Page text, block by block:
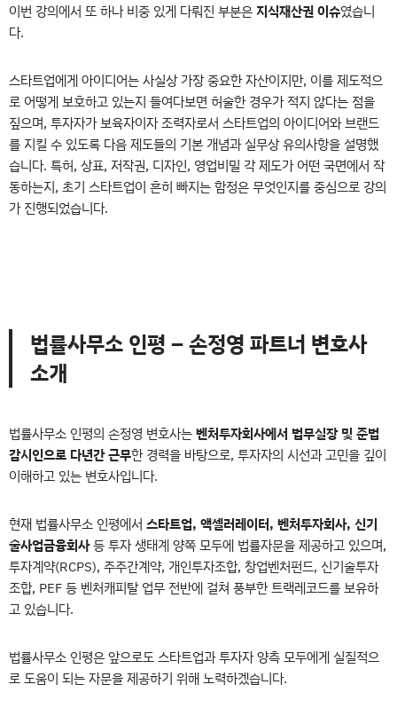
이번 강의에서 또 하나 비중 있게 다뤄진 부분은지식재산권 이슈였습니
다.
스타트업에게 아이디어는 사실상 가장 중요한 자산이지만, 이를 제도적으
로 어떻게 보호하고 있는지 들여다보면 허술한 경우가 적지 않다는 점을
짚으며, 투자자가 보육자이자 조력자로서 스타트업의 아이디어와 브랜드
를 지킬 수 있도록 다음 제도들의 기본 개념과 실무상 유의사항을 설명했
습니다. 특허, 상표, 저작권, 디자인, 영업비밀 각 제도가 어떤 국면에서 작
동하는지, 초기 스타트업이 흔히 빠지는 함정은 무엇인지를 중심으로 강의
가 진행되었습니다.
법률사무소 인평 – 손정영 파트너 변호사
소개
법률사무소 인평의 손정영 변호사는벤처투자회사에서 법무실장 및 준법
감시인으로 다년간 근무한 경력을 바탕으로, 투자자의 시선과 고민을 깊이
이해하고 있는 변호사입니다.
현재 법률사무소 인평에서 스타트업, 액셀러레이터, 벤처투자회사, 신기
술사업금융회사등 투자 생태계 양쪽 모두에 법률자문을 제공하고 있으며,
투자계약(RCPS), 주주간계약, 개인투자조합, 창업벤처펀드, 신기술투자
조합, PEF 등 벤처캐피탈 업무 전반에 걸쳐 풍부한 트랙레코드를 보유하
고 있습니다.
법률사무소 인평은 앞으로도 스타트업과 투자자 양측 모두에게 실질적으
로 도움이 되는 자문을 제공하기 위해 노력하겠습니다.